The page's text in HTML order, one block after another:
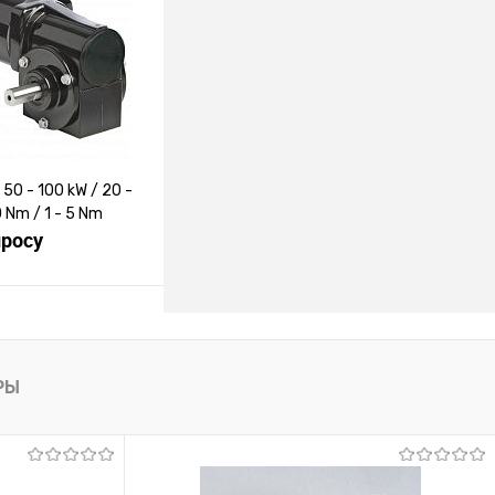
Под заказ
- 100 kW / 20 -
/ 1 - 5 Nm